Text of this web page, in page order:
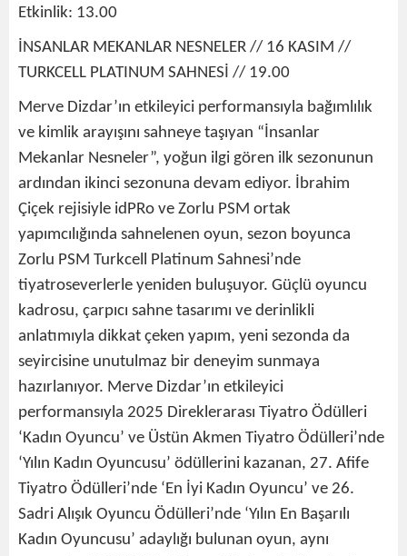
Etkinlik: 13.00
İNSANLAR MEKANLAR NESNELER // 16 KASIM //
TURKCELL PLATINUM SAHNESİ // 19.00
Merve Dizdar’ın etkileyici performansıyla bağımlılık
ve kimlik arayışını sahneye taşıyan “İnsanlar
Mekanlar Nesneler”, yoğun ilgi gören ilk sezonunun
ardından ikinci sezonuna devam ediyor. İbrahim
Çiçek rejisiyle idPRo ve Zorlu PSM ortak
yapımcılığında sahnelenen oyun, sezon boyunca
Zorlu PSM Turkcell Platinum Sahnesi’nde
tiyatroseverlerle yeniden buluşuyor. Güçlü oyuncu
kadrosu, çarpıcı sahne tasarımı ve derinlikli
anlatımıyla dikkat çeken yapım, yeni sezonda da
seyircisine unutulmaz bir deneyim sunmaya
hazırlanıyor. Merve Dizdar’ın etkileyici
performansıyla 2025 Direklerarası Tiyatro Ödülleri
‘Kadın Oyuncu’ ve Üstün Akmen Tiyatro Ödülleri’nde
‘Yılın Kadın Oyuncusu’ ödüllerini kazanan, 27. Afife
Tiyatro Ödülleri’nde ‘En İyi Kadın Oyuncu’ ve 26.
Sadri Alışık Oyuncu Ödülleri’nde ‘Yılın En Başarılı
Kadın Oyuncusu’ adaylığı bulunan oyun, aynı